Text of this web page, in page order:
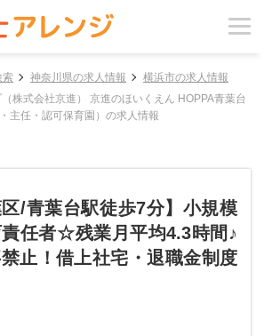
索 神奈川県の求人情報
横浜市の求人情報
株式会社京進） 京進のほいくえん HOPPA青葉台
主任・認可保育園）の求人情報
区/青葉台駅徒歩7分】小規模
任者☆残業月平均4.3時間♪
止！借上社宅・退職金制度